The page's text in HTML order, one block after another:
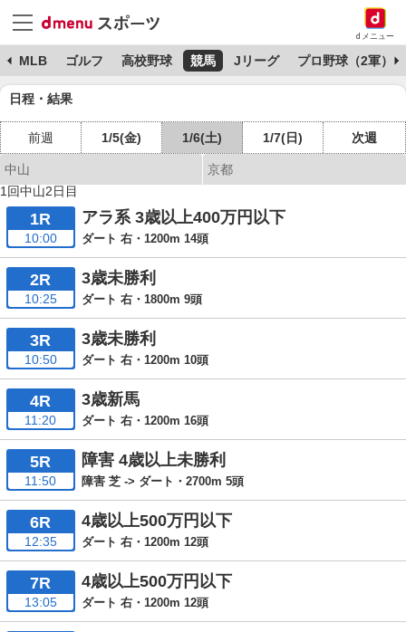
dメニュー
MLB ゴルフ 高校野球 競馬 Jリーグ プロ野球（2軍）
日程・結果
前週 1/5(金) 1/6(土) 1/7(日) 次週
中山
京都
1回中山2日目
1R
10:00
アラ系 3歳以上400万円以下
ダート 右・1200m 14頭
2R
10:25
3歳未勝利
ダート 右・1800m 9頭
3R
10:50
3歳未勝利
ダート 右・1200m 10頭
4R
11:20
3歳新馬
ダート 右・1200m 16頭
5R
11:50
障害 4歳以上未勝利
障害 芝 -> ダート・2700m 5頭
6R
12:35
4歳以上500万円以下
ダート 右・1200m 12頭
7R
13:05
4歳以上500万円以下
ダート 右・1200m 12頭